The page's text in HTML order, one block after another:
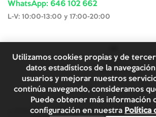
WhatsApp: 646 102 662
L-V: 10:00-13:00 y 17:00-20:00
2026Plata & Chaveinte. Todos los
Utilizamos cookies propias y de
datos estadísticos de la
usuarios y mejorar nuestros
continúa navegando, consideramos
Puede obtener más información
configuración en nuestra Política